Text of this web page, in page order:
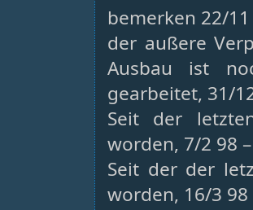
bemerken 22/
der außere
Ausbau ist
gearbeitet, 31/
Seit der
worden, 7/2 98
Seit der der
worden, 16/3 98